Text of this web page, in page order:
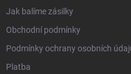
Jak balíme zásilky
Obchodní podmínky
Podmínky ochrany osobních
Platba